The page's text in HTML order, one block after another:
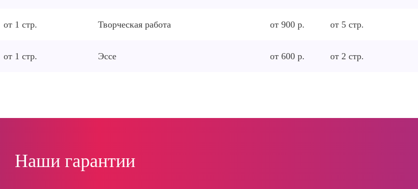
от 1 стр. Творческая работа от 900 р. от 5стр.
от 1 стр. Эссе от 600 р. от 2 стр.
Наши гарантии